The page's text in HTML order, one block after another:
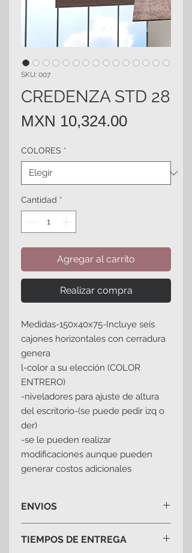
SKU: 007
CREDENZA STD 28
MXN 10,324.00Precio
COLORES *
Cantidad *
Agregar al carrito
Realizar compra
Medidas-150x40x75-Incluye seis
cajones horizontales con cerradura
genera
l-color a su elección (COLOR
ENTRERO)
-niveladores para ajuste de altura
del escritorio-(se puede pedir izq o
der)
-se le pueden realizar
modificaciones aunque pueden
generar costos adicionales
ENVIOS
500 pesos instalación incluida
TIEMPOS DE ENTREGA